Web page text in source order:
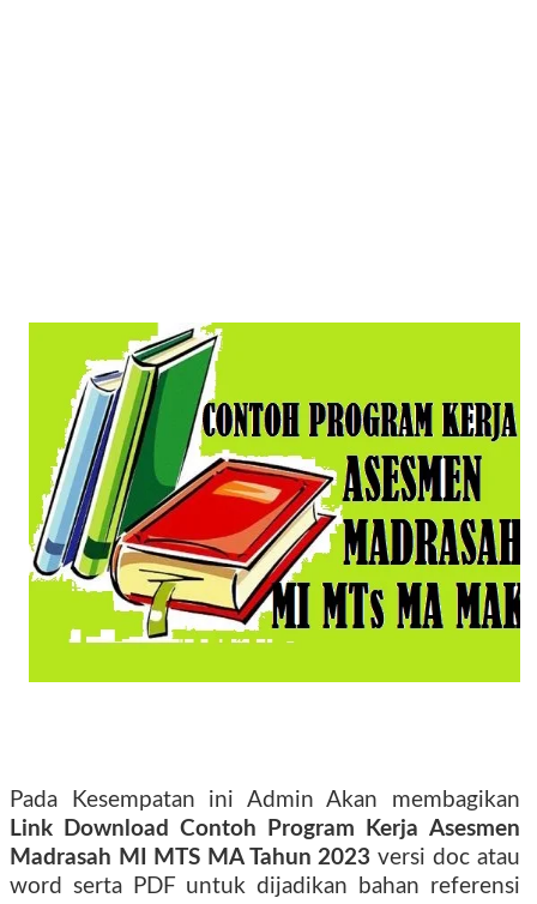
Pada Kesempatan ini Admin Akan membagikan
Link Download Contoh Program Kerja Asesmen
Madrasah MI MTS MA Tahun 2023 versi doc atau
word serta PDF untuk dijadikan bahan referensi